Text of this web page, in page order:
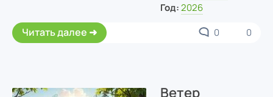
Год: 2026
Читать далее 0 0
Ветер